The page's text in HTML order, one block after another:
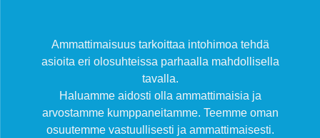
Ammattimaisuus tarkoittaa intohimoa tehdä
asioita eri olosuhteissa parhaalla mahdollisella
tavalla.
Haluamme aidosti olla ammattimaisia ja
arvostamme kumppaneitamme. Teemme oman
osuutemme vastuullisesti ja ammattimaisesti.